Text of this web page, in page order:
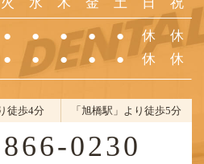
● ● ● ● ● 休 休
● ● ● ● ● 休 休
徒歩4分 「旭橋駅」より徒歩5分
0230